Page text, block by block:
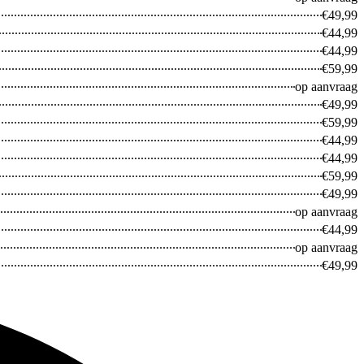
Galaxy A
€49,99
€44,99
€44,99
€59,99
op aanvraag
€49,99
€59,99
€44,99
€44,99
€59,99
€49,99
op aanvraag
€44,99
op aanvraag
€49,99